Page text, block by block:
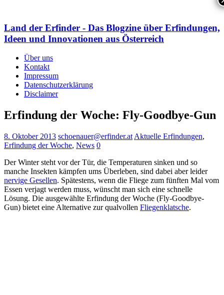
Land der Erfinder - Das Blogzine über Erfindungen,
Ideen und Innovationen aus Österreich
Über uns
Kontakt
Impressum
Datenschutzerklärung
Disclaimer
Erfindung der Woche: Fly-Goodbye-Gun
8. Oktober 2013 schoenauer@erfinder.at Aktuelle Erfindungen,
Erfindung der Woche, News 0
Der Winter steht vor der Tür, die Temperaturen sinken und so
manche Insekten kämpfen ums Überleben, sind dabei aber leider
nervige Gesellen. Spätestens, wenn die Fliege zum fünften Mal vom
Essen verjagt werden muss, wünscht man sich eine schnelle
Lösung. Die ausgewählte Erfindung der Woche (Fly-Goodbye-
Gun) bietet eine Alternative zur qualvollen Fliegenklatsche.